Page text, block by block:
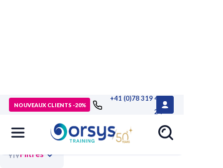
NOUVEAUX CLIENTS -20%
+41 (0)78 319 46
24
> Compétences métiers > Marketing
Filtres